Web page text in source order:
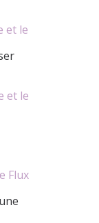
et le
et le
Flux